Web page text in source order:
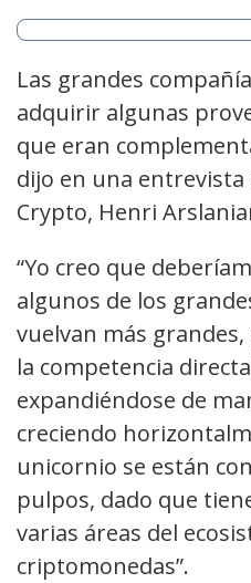
Las grandes
adquirir algunas
que eran
dijo en una entrevista
Crypto, Henri
“Yo creo que
algunos de los
vuelvan más
la competencia
expandiéndose de
creciendo
unicornio se están
pulpos, dado que
varias áreas del
criptomonedas”.